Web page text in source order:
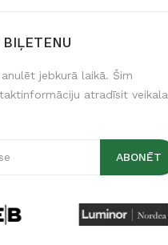
jebkurā laikā. Šim
atradīsit veikala